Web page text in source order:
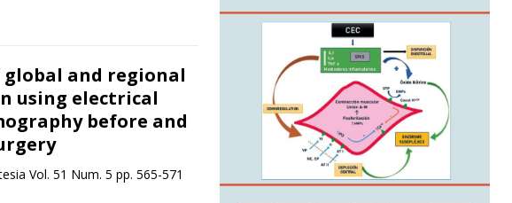
and regional
using electrical
before and
Vol. 51 Num. 5 pp. 565-571